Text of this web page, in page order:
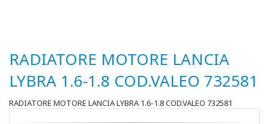
RADIATORE MOTORE LANCIA
LYBRA 1.6-1.8 COD.VALEO 732581
RADIATORE MOTORE LANCIA LYBRA 1.6-1.8 COD.VALEO 732581